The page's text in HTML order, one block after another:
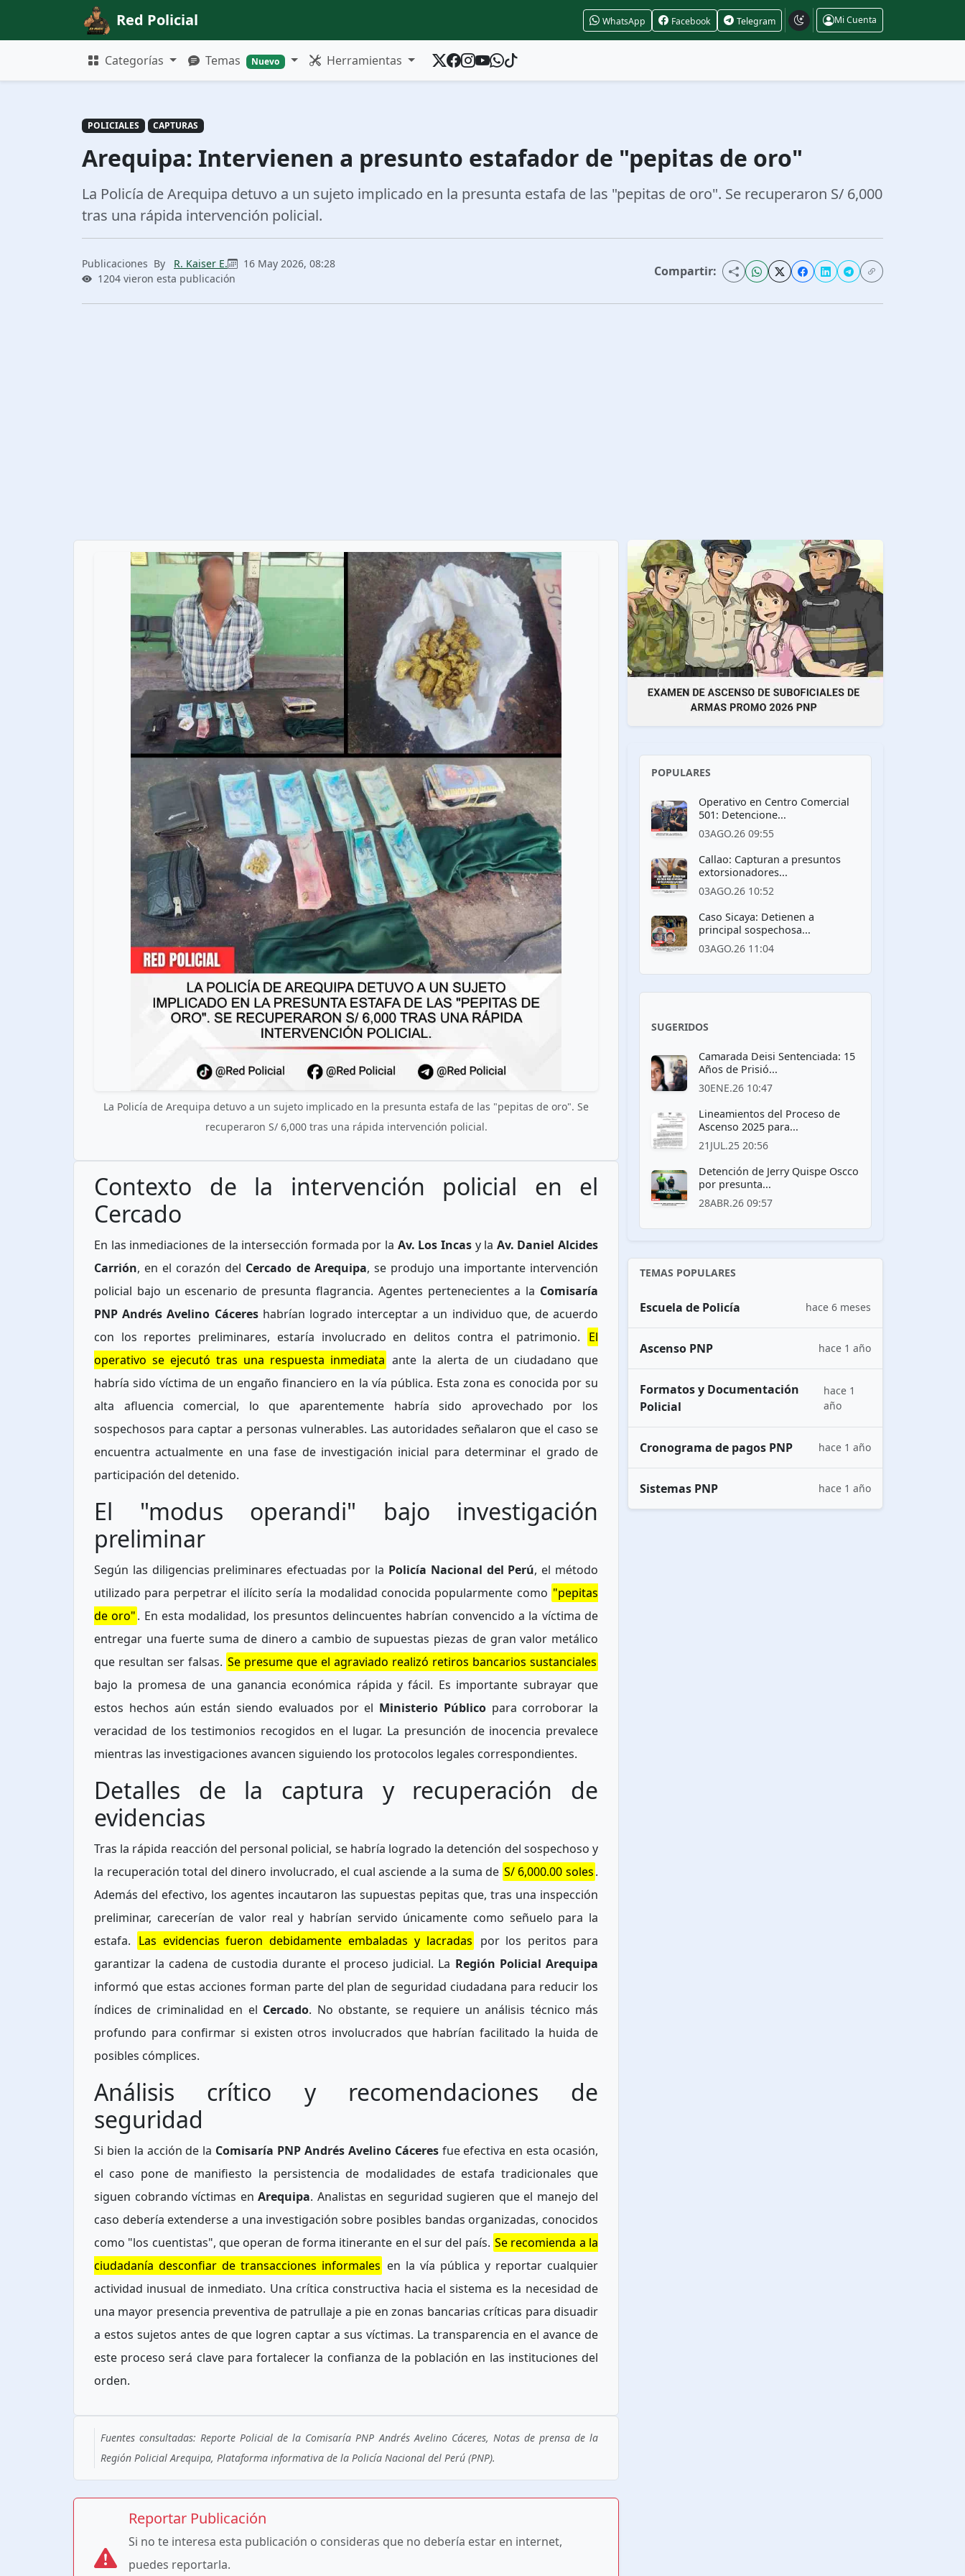
Red Policial WhatsApp Facebook Telegram Mi Cuenta
Categorías Temas Nuevo Herramientas
POLICIALES CAPTURAS
Arequipa: Intervienen a presunto estafador de "pepitas de oro"
La Policía de Arequipa detuvo a un sujeto implicado en la presunta estafa de las "pepitas de oro". Se recuperaron S/ 6,000
tras una rápida intervención policial.
Publicaciones By R. Kaiser E.
16 May 2026, 08:28
1204 vieron esta publicación
Compartir:
La Policía de Arequipa detuvo a un sujeto implicado en la presunta estafa de las "pepitas de oro". Se
recuperaron S/ 6,000 tras una rápida intervención policial.
Contexto de la intervención policial en el
Cercado
En las inmediaciones de la intersección formada por la Av. Los Incasy la Av. Daniel Alcides
Carrión, en el corazón del Cercado de Arequipa, se produjo una importante intervención
policial bajo un escenario de presunta flagrancia. Agentes pertenecientes a la Comisaría
PNP Andrés Avelino Cácereshabrían logrado interceptar a un individuo que, de acuerdo
con los reportes preliminares, estaría involucrado en delitos contra el patrimonio.
El
operativo se ejecutó tras una respuesta inmediata ante la alerta de un ciudadano que
habría sido víctima de un engaño financiero en la vía pública. Esta zona es conocida por su
alta afluencia comercial, lo que aparentemente habría sido aprovechado por los
sospechosos para captar a personas vulnerables. Las autoridades señalaron que el caso se
encuentra actualmente en una fase de investigación inicial para determinar el grado de
participación del detenido.
El "modus operandi" bajo investigación
preliminar
Según las diligencias preliminares efectuadas por la Policía Nacional del Perú, el método
utilizado para perpetrar el ilícito sería la modalidad conocida popularmente como "pepitas
de oro". En esta modalidad, los presuntos delincuentes habrían convencido a la víctima de
entregar una fuerte suma de dinero a cambio de supuestas piezas de gran valor metálico
que resultan ser falsas. Se presume que el agraviado realizó retiros bancarios sustanciales
bajo la promesa de una ganancia económica rápida y fácil. Es importante subrayar que
estos hechos aún están siendo evaluados por el Ministerio Públicopara corroborar la
veracidad de los testimonios recogidos en el lugar. La presunción de inocencia prevalece
mientras las investigaciones avancen siguiendo los protocolos legales correspondientes.
Detalles de la captura y recuperación de
evidencias
Tras la rápida reacción del personal policial, se habría logrado la detención del sospechoso y
la recuperación total del dinero involucrado, el cual asciende a la suma de S/ 6,000.00 soles.
Además del efectivo, los agentes incautaron las supuestas pepitas que, tras una inspección
preliminar, carecerían de valor real y habrían servido únicamente como señuelo para la
estafa. Las evidencias fueron debidamente embaladas y lacradas por los peritos para
garantizar la cadena de custodia durante el proceso judicial. La Región Policial Arequipa
informó que estas acciones forman parte del plan de seguridad ciudadana para reducir los
índices de criminalidad en el Cercado. No obstante, se requiere un análisis técnico más
profundo para confirmar si existen otros involucrados que habrían facilitado la huida de
posibles cómplices.
Análisis crítico y recomendaciones de
seguridad
Si bien la acción de la Comisaría PNP Andrés Avelino Cáceresfue efectiva en esta ocasión,
el caso pone de manifiesto la persistencia de modalidades de estafa tradicionales que
siguen cobrando víctimas en Arequipa. Analistas en seguridad sugieren que el manejo del
caso debería extenderse a una investigación sobre posibles bandas organizadas, conocidos
como "los cuentistas", que operan de forma itinerante en el sur del país. Se recomienda a la
ciudadanía desconfiar de transacciones informales en la vía pública y reportar cualquier
actividad inusual de inmediato. Una crítica constructiva hacia el sistema es la necesidad de
una mayor presencia preventiva de patrullaje a pie en zonas bancarias críticas para disuadir
a estos sujetos antes de que logren captar a sus víctimas. La transparencia en el avance de
este proceso será clave para fortalecer la confianza de la población en las instituciones del
orden.
Fuentes consultadas: Reporte Policial de la Comisaría PNP Andrés Avelino Cáceres, Notas de prensa de la
Región Policial Arequipa, Plataforma informativa de la Policía Nacional del Perú (PNP).
Reportar Publicación
Si no te interesa esta publicación o consideras que no debería estar en internet,
puedes reportarla.
POPULARES
Operativo en Centro Comercial
501: Detencione...
03AGO.26 09:55
Callao: Capturan a presuntos
extorsionadores...
03AGO.26 10:52
Caso Sicaya: Detienen a
principal sospechosa...
03AGO.26 11:04
SUGERIDOS
Camarada Deisi Sentenciada: 15
Años de Prisió...
30ENE.26 10:47
Lineamientos del Proceso de
Ascenso 2025 para...
21JUL.25 20:56
Detención de Jerry Quispe Oscco
por presunta...
28ABR.26 09:57
TEMAS POPULARES
Escuela de Policía hace 6 meses
Ascenso PNP hace 1 año
Formatos y Documentación
Policial
hace 1
año
Cronograma de pagos PNP hace 1 año
Sistemas PNP hace 1 año